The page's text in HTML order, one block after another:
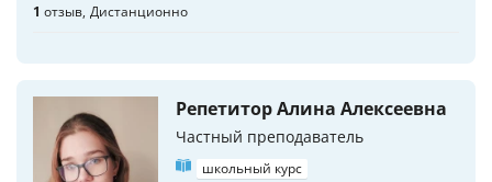
1 отзыв Дистанционно
Репетитор Алина Алексеевна
Частный преподаватель
школьный курс